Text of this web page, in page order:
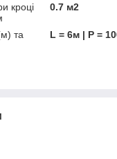
кроці
0.7 м2
та
L = 6м | P =